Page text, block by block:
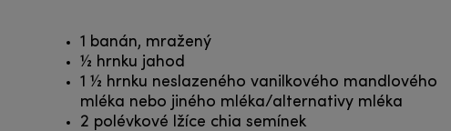
1 banán, mražený
½ hrnku jahod
1 ½ hrnku neslazeného vanilkového mandlového
mléka nebo jiného mléka/alternativy mléka
2 polévkové lžíce chia semínek